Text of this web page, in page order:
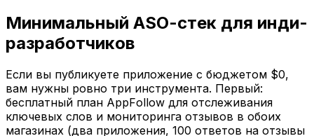
Минимальный ASO-стек для инди-
разработчиков
Если вы публикуете приложение с бюджетом $0,
вам нужны ровно три инструмента. Первый:
бесплатный план AppFollow для отслеживания
ключевых слов и мониторинга отзывов в обоих
магазинах (два приложения, 100 ответов на отзывы